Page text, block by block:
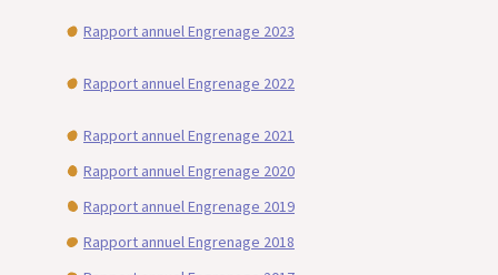
Rapport annuel Engrenage 2023
Rapport annuel Engrenage 2022
Rapport annuel Engrenage 2021
Rapport annuel Engrenage 2020
Rapport annuel Engrenage 2019
Rapport annuel Engrenage 2018